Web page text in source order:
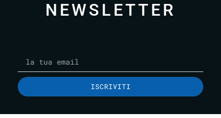
NEWSLETTER
ISCRIVITI